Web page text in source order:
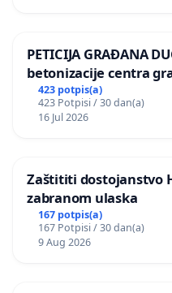
PETICIJA GRAĐANA
betonizacije centra
postojećih zelenih
donošenju izmjena
423 potpis(a)
423 Potpisi / 30 dan(a)
16 Jul 2026
Zaštititi dostojanstvo
zabranom ulaska
167 potpis(a)
167 Potpisi / 30 dan(a)
9 Aug 2026